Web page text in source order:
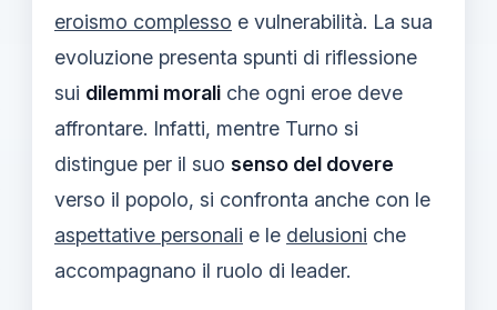
eroismo complesso e vulnerabilità. La sua
evoluzione presenta spunti di riflessione
sui dilemmi morali che ogni eroe deve
affrontare. Infatti, mentre Turno si
distingue per il suo senso del dovere
verso il popolo, si confronta anche con le
aspettative personali e le delusioni che
accompagnano il ruolo di leader.